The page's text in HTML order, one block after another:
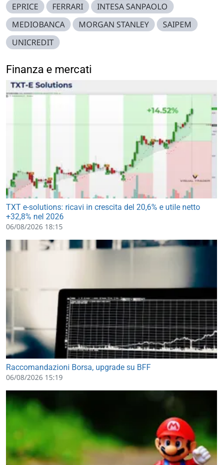
EPRICE
FERRARI
INTESA SANPAOLO
MEDIOBANCA
MORGAN STANLEY
SAIPEM
UNICREDIT
Finanza e mercati
TXT e-solutions: ricavi in crescita del 20,6% e utile netto
+32,8% nel 2026
06/08/2026 18:15
Raccomandazioni Borsa, upgrade su BFF
06/08/2026 15:19